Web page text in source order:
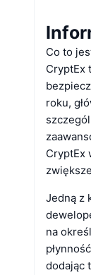
Co to
CryptEx
roku,
CryptEx
Jedną z
na
dodając